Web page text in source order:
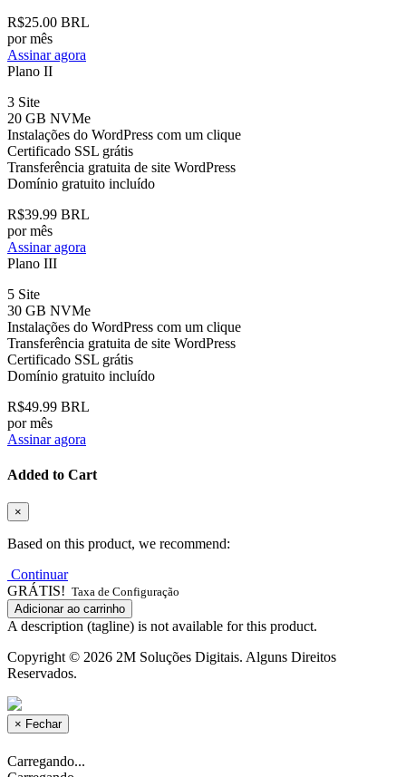
R$25.00 BRL
por mês
Assinar agora
Plano II
3 Site
20 GB NVMe
Instalações do WordPress com um clique
Certificado SSL grátis
Transferência gratuita de site WordPress
Domínio gratuito incluído
R$39.99 BRL
por mês
Assinar agora
Plano III
5 Site
30 GB NVMe
Instalações do WordPress com um clique
Transferência gratuita de site WordPress
Certificado SSL grátis
Domínio gratuito incluído
R$49.99 BRL
por mês
Assinar agora
Added to Cart
×
Based on this product, we recommend:
Continuar
GRÁTIS! Taxa de Configuração
Adicionar ao carrinho
A description (tagline) is not available for this product.
Copyright © 2026 2M Soluções Digitais. Alguns Direitos
Reservados.
× Fechar
Carregando...